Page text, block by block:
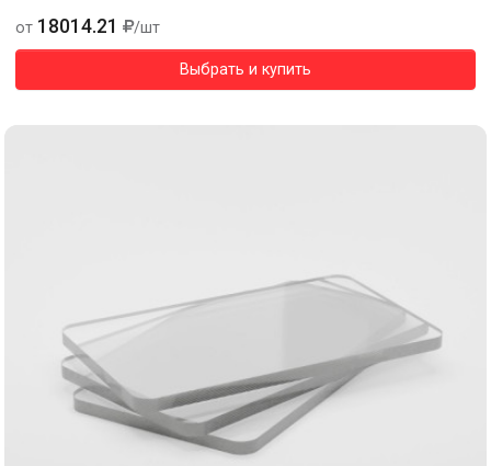
от 18014.21 /шт
Выбрать и купить